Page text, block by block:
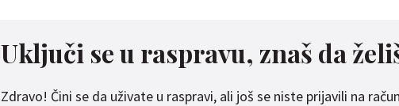
Uključi se u raspravu, znaš da
Zdravo! Čini se da uživate u raspravi, ali još se niste prijavili na